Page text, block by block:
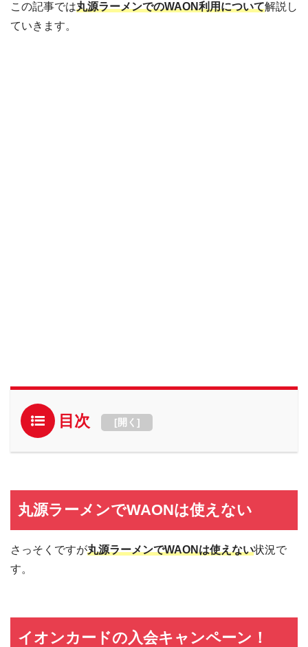
この記事では丸源ラーメンでのWAON利用について解説し
ていきます。
目次 [開く ]
丸源ラーメンでWAONは使えない
さっそくですが丸源ラーメンでWAONは使えない状況で
す。
イオンカードの入会キャンペーン！